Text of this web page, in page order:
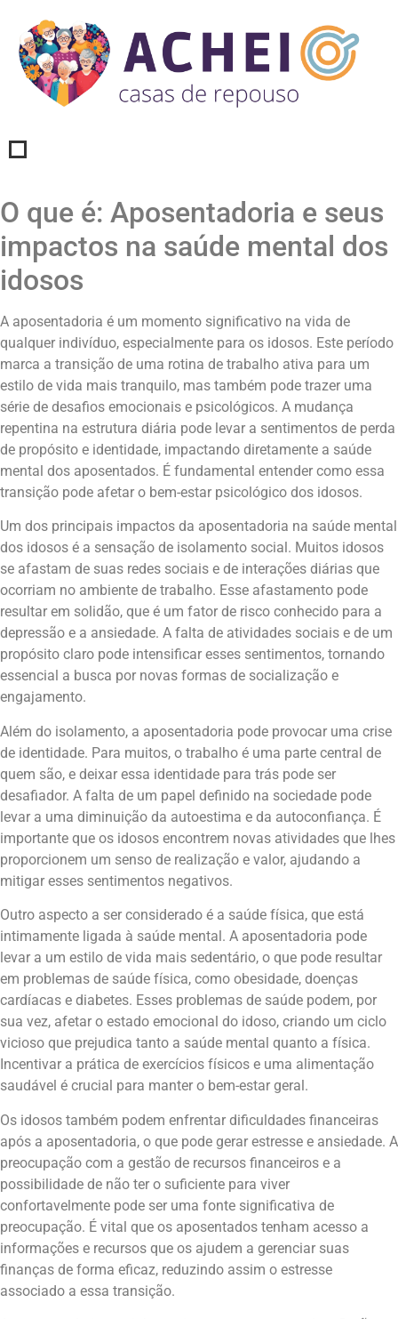
O que é: Aposentadoria e seus
impactos na saúde mental dos
idosos
A aposentadoria é um momento significativo na vida de
qualquer indivíduo, especialmente para os idosos. Este período
marca a transição de uma rotina de trabalho ativa para um
estilo de vida mais tranquilo, mas também pode trazer uma
série de desafios emocionais e psicológicos. A mudança
repentina na estrutura diária pode levar a sentimentos de perda
de propósito e identidade, impactando diretamente a saúde
mental dos aposentados. É fundamental entender como essa
transição pode afetar o bem-estar psicológico dos idosos.
Um dos principais impactos da aposentadoria na saúde mental
dos idosos é a sensação de isolamento social. Muitos idosos
se afastam de suas redes sociais e de interações diárias que
ocorriam no ambiente de trabalho. Esse afastamento pode
resultar em solidão, que é um fator de risco conhecido para a
depressão e a ansiedade. A falta de atividades sociais e de um
propósito claro pode intensificar esses sentimentos, tornando
essencial a busca por novas formas de socialização e
engajamento.
Além do isolamento, a aposentadoria pode provocar uma crise
de identidade. Para muitos, o trabalho é uma parte central de
quem são, e deixar essa identidade para trás pode ser
desafiador. A falta de um papel definido na sociedade pode
levar a uma diminuição da autoestima e da autoconfiança. É
importante que os idosos encontrem novas atividades que lhes
proporcionem um senso de realização e valor, ajudando a
mitigar esses sentimentos negativos.
Outro aspecto a ser considerado é a saúde física, que está
intimamente ligada à saúde mental. A aposentadoria pode
levar a um estilo de vida mais sedentário, o que pode resultar
em problemas de saúde física, como obesidade, doenças
cardíacas e diabetes. Esses problemas de saúde podem, por
sua vez, afetar o estado emocional do idoso, criando um ciclo
vicioso que prejudica tanto a saúde mental quanto a física.
Incentivar a prática de exercícios físicos e uma alimentação
saudável é crucial para manter o bem-estar geral.
Os idosos também podem enfrentar dificuldades financeiras
após a aposentadoria, o que pode gerar estresse e ansiedade. A
preocupação com a gestão de recursos financeiros e a
possibilidade de não ter o suficiente para viver
confortavelmente pode ser uma fonte significativa de
preocupação. É vital que os aposentados tenham acesso a
informações e recursos que os ajudem a gerenciar suas
finanças de forma eficaz, reduzindo assim o estresse
associado a essa transição.